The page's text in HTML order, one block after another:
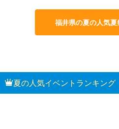
福井県の夏の人気
夏の人気イベントランキング